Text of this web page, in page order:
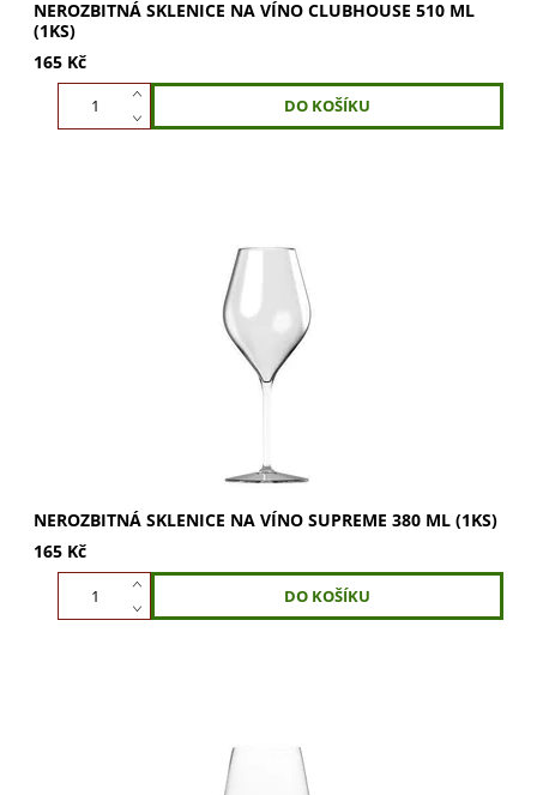
NEROZBITNÁ SKLENICE NA VÍNO CLUBHOUSE 510 ML
(1KS)
165 Kč
Vychutnejte si víno naplno s nerozbitnou sklenicí
Supreme 380 ml. Ideální pro víno i šampaňské, podporuje
rozvinutí vůní a pozorování bublinek....
NEROZBITNÁ SKLENICE NA VÍNO SUPREME 380 ML (1KS)
165 Kč
Nerozbitná degustační sklenice 225 ml. Ideální na víno,
rum, whisky či grappu. Klasický tvar podporuje rozvoj vůní